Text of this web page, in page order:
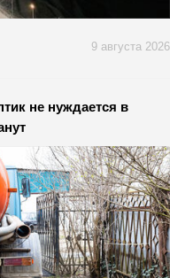
9 августа 2026
не нуждается в